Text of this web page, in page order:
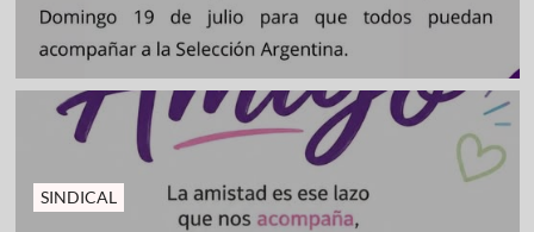
SINDICAL